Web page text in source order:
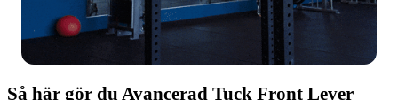
Så här gör du Avancerad Tuck Front Lever